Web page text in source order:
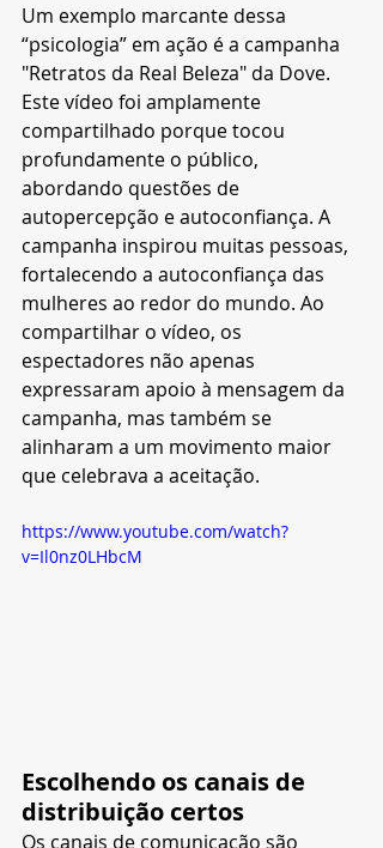
Um exemplo marcante dessa
“psicologia” em ação é a campanha
"Retratos da Real Beleza" da Dove.
Este vídeo foi amplamente
compartilhado porque tocou
profundamente o público,
abordando questões de
autopercepção e autoconfiança. A
campanha inspirou muitas pessoas,
fortalecendo a autoconfiança das
mulheres ao redor do mundo. Ao
compartilhar o vídeo, os
espectadores não apenas
expressaram apoio à mensagem da
campanha, mas também se
alinharam a um movimento maior
que celebrava a aceitação.
https://www.youtube.com/watch?
v=Il0nz0LHbcM
Escolhendo os canais de
distribuição certos
Os canais de comunicação são